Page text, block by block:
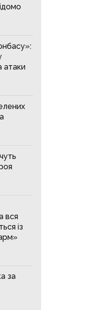
атаки
вся
із
за